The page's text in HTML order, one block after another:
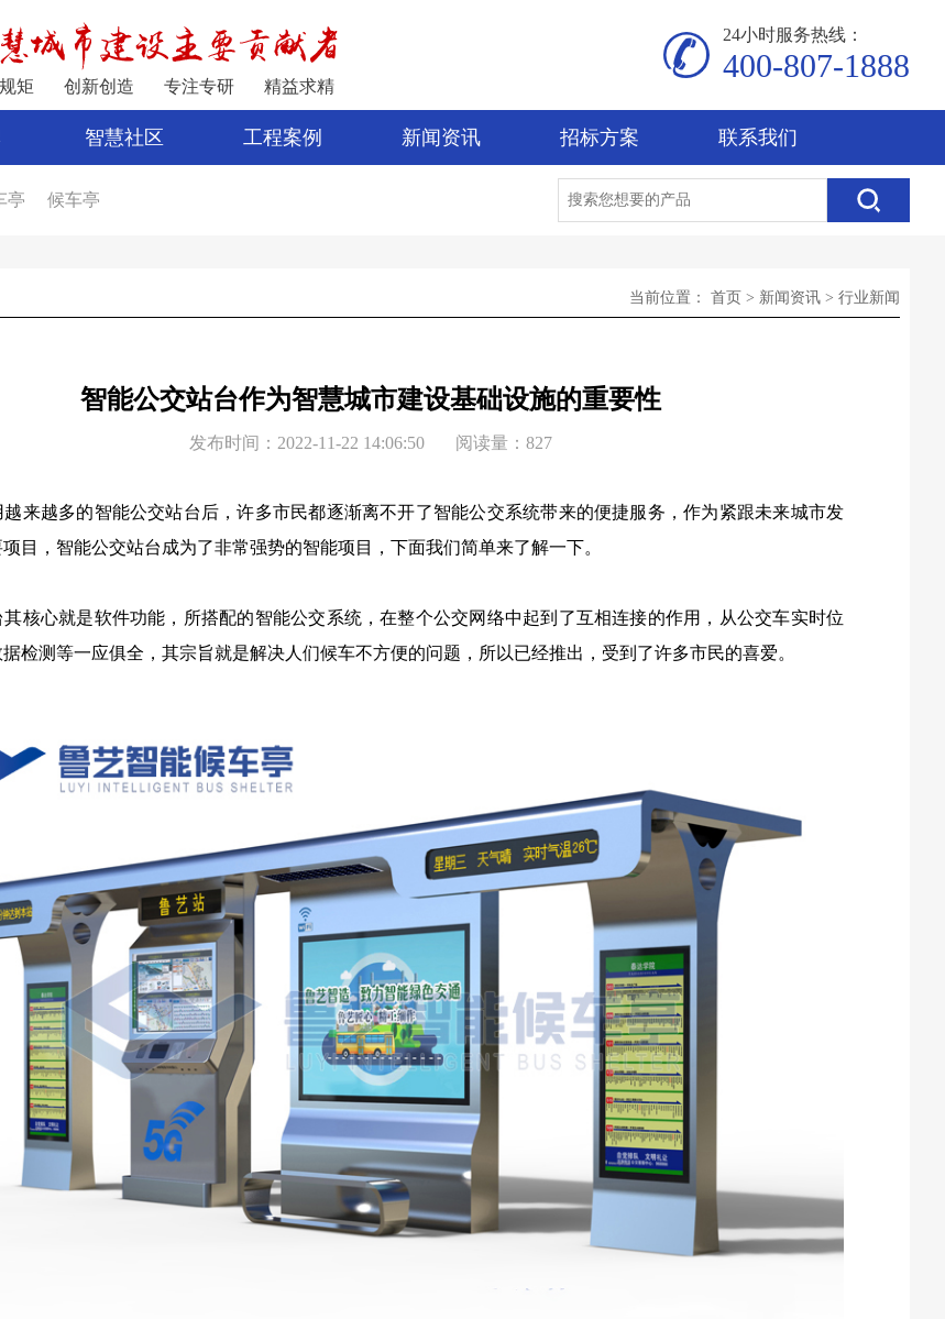
矩 创新创造 专注专研 精益求精
24小时服务热线：
400-807-1888
智慧社区 工程案例 新闻资讯 招标方案 联系我们
亭
候车亭
站台设计
当前位置： 首页 > 新闻资讯 > 行业新闻
智能公交站台作为智慧城市建设基础设施的重要性
发布时间：2022-11-22 14:06:50 阅读量：827
来越多的智能公交站台后，许多市民都逐渐离不开了智能公交系统带来的便捷服务，作为紧跟未来城市发
目，智能公交站台成为了非常强势的智能项目，下面我们简单来了解一下。
其核心就是软件功能，所搭配的智能公交系统，在整个公交网络中起到了互相连接的作用，从公交车实时位
检测等一应俱全，其宗旨就是解决人们候车不方便的问题，所以已经推出，受到了许多市民的喜爱。